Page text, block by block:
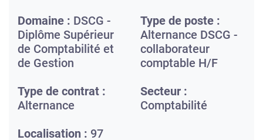
Domaine : DSCG -
Diplôme Supérieur
de Comptabilité et
de Gestion
Type de poste :
Alternance DSCG -
collaborateur
comptable H/F
Type de contrat :
Alternance
Secteur :
Comptabilité
Localisation : 97